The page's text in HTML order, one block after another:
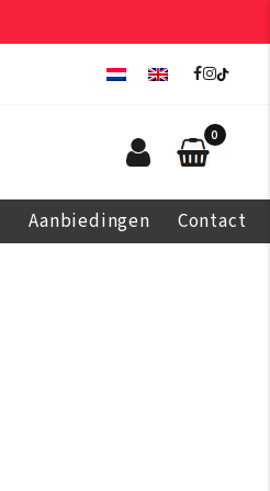
0
Aanbiedingen Contact